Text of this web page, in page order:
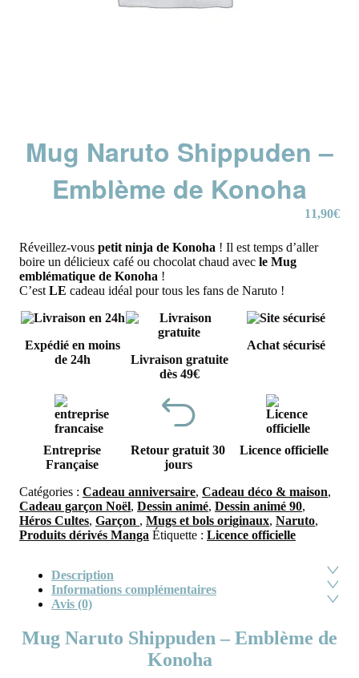
Mug Naruto Shippuden –
Emblème de Konoha
11,90€
Réveillez-vous petit ninja de Konoha ! Il est temps d’aller
boire un délicieux café ou chocolat chaud avec le Mug
emblématique de Konoha !
C’est LE cadeau idéal pour tous les fans de Naruto !
Expédié en moins
de 24h
Livraison gratuite
dès 49€
Achat sécurisé
Entreprise
Française
Retour gratuit 30
jours
Licence officielle
Catégories : Cadeau anniversaire, Cadeau déco & maison,
Cadeau garçon Noël, Dessin animé, Dessin animé 90,
Héros Cultes, Garçon , Mugs et bols originaux, Naruto,
Produits dérivés Manga Étiquette : Licence officielle
Description
Informations complémentaires
Avis (0)
Mug Naruto Shippuden – Emblème de
Konoha